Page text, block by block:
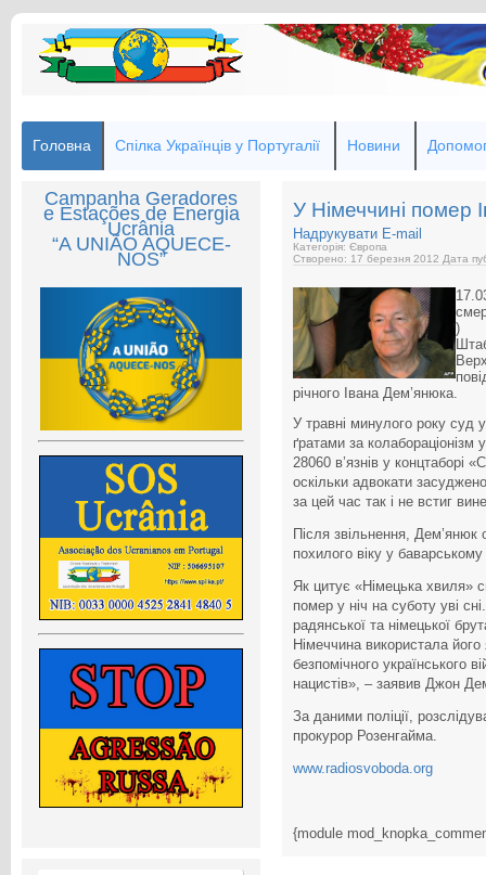
Головна Спілка Українців у Португалії Новини
Campanha Geradores
e Estações de Energia
Ucrânia
“A UNIÃO AQUECE-
NOS”
У Німеччині помер
Надрукувати E-mail
Категорія: Європа
Створено: 17 березня 2012 Дата
)
річного Івана Дем’янюка.
У травні минулого року суд
ґратами за колабораціонізм
28060 в’язнів у концтаборі
оскільки адвокати
за цей час так і не встиг
Після звільнення,
похилого віку у
Як цитує «Німецька хвиля»
помер у ніч на суботу уві
радянської та німецької
Німеччина використала
безпомічного українського
нацистів», – заявив Джон
За даними поліції,
прокурор Розенгайма.
www.radiosvoboda.org
{module